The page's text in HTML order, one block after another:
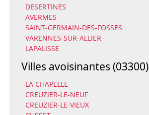
DESERTINES
AVERMES
SAINT-GERMAIN-DES-FOSSES
VARENNES-SUR-ALLIER
LAPALISSE
Villes avoisinantes (03300)
LA CHAPELLE
CREUZIER-LE-NEUF
CREUZIER-LE-VIEUX